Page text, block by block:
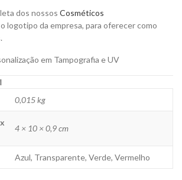
dos nossos Cosméticos
logotipo da empresa, para oferecer como
em Tampografia e UV
0,015 kg
4 × 10 × 0,9 cm
Azul, Transparente, Verde, Vermelho